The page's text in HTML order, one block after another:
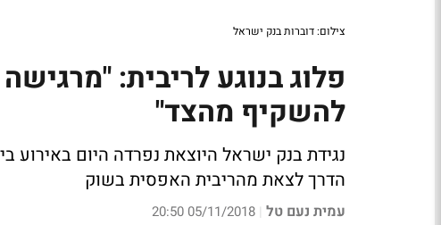
צילום: דוברות בנק ישראל
פלוג בנוגע לריבית:
להשקיף מהצד"
נגידת בנק ישראל היוצאת נפרדה היום
הדרך לצאת מהריבית האפסית בשוק
עמית נעם טל |
05/11/2018 20:50